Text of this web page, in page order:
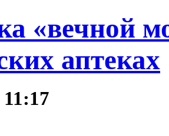
«вечной
аптеках